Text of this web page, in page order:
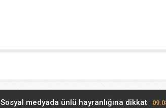
Sosyal medyada ünlü hayranlığına dikkat